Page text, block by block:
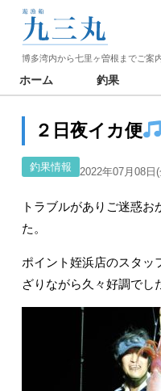
博多湾内から七里ヶ曽根までご案
ホーム 釣果
２日夜イカ便
釣果情報 2022年07月08日
トラブルがありご迷惑
た。
ポイント姪浜店のスタッ
ざりながら久々好調でし